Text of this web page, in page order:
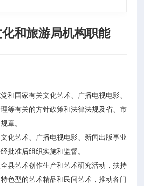
和旅游局机构职能
党和国家有关文化艺术、广播电视电影、
等有关的方针政策和法律法规及省、市
章。
文化艺术、广播电视电影、新闻出版事业
批准后组织实施和监督。
全县艺术创作生产和艺术研究活动，扶持
色型的艺术精品和民间艺术，推动各门